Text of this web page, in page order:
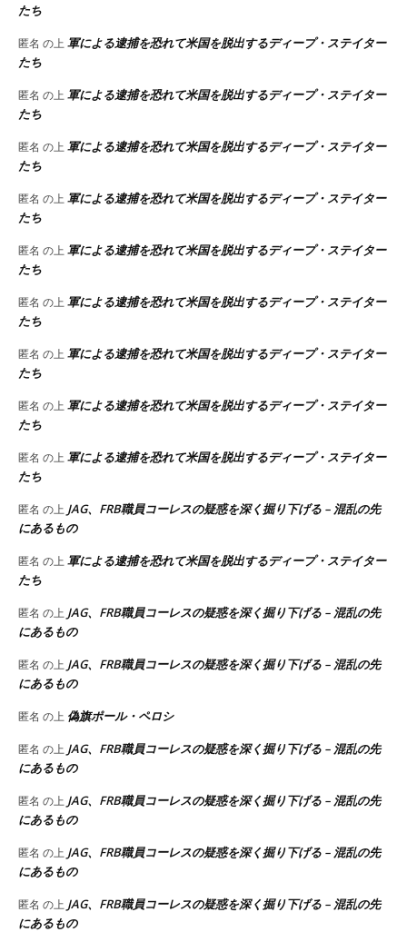
たち
匿名 の上 軍による逮捕を恐れて米国を脱出するディープ・ステイター
たち
匿名 の上 軍による逮捕を恐れて米国を脱出するディープ・ステイター
たち
匿名 の上 軍による逮捕を恐れて米国を脱出するディープ・ステイター
たち
匿名 の上 軍による逮捕を恐れて米国を脱出するディープ・ステイター
たち
匿名 の上 軍による逮捕を恐れて米国を脱出するディープ・ステイター
たち
匿名 の上 軍による逮捕を恐れて米国を脱出するディープ・ステイター
たち
匿名 の上 軍による逮捕を恐れて米国を脱出するディープ・ステイター
たち
匿名 の上 軍による逮捕を恐れて米国を脱出するディープ・ステイター
たち
匿名 の上 軍による逮捕を恐れて米国を脱出するディープ・ステイター
たち
匿名 の上 JAG、FRB職員コーレスの疑惑を深く掘り下げる – 混乱の先
にあるもの
匿名 の上 軍による逮捕を恐れて米国を脱出するディープ・ステイター
たち
匿名 の上 JAG、FRB職員コーレスの疑惑を深く掘り下げる – 混乱の先
にあるもの
匿名 の上 JAG、FRB職員コーレスの疑惑を深く掘り下げる – 混乱の先
にあるもの
匿名 の上 偽旗ポール・ペロシ
匿名 の上 JAG、FRB職員コーレスの疑惑を深く掘り下げる – 混乱の先
にあるもの
匿名 の上 JAG、FRB職員コーレスの疑惑を深く掘り下げる – 混乱の先
にあるもの
匿名 の上 JAG、FRB職員コーレスの疑惑を深く掘り下げる – 混乱の先
にあるもの
匿名 の上 JAG、FRB職員コーレスの疑惑を深く掘り下げる – 混乱の先
にあるもの